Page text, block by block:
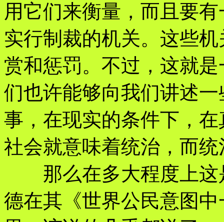
用它们来衡量，而且要
实行制裁的机关。这些
赏和惩罚。不过，这就
们也许能够向我们讲述
事，在现实的条件下，
社会就意味着统治，而
那么在多大程度上这
德在其《世界公民意图